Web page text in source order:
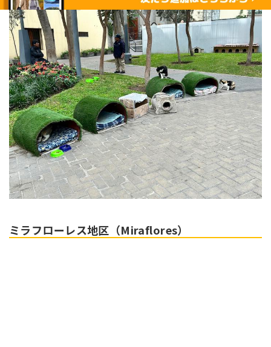
ミラフローレス地区（Miraflores）